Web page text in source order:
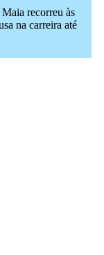
recorreu às
na carreira até